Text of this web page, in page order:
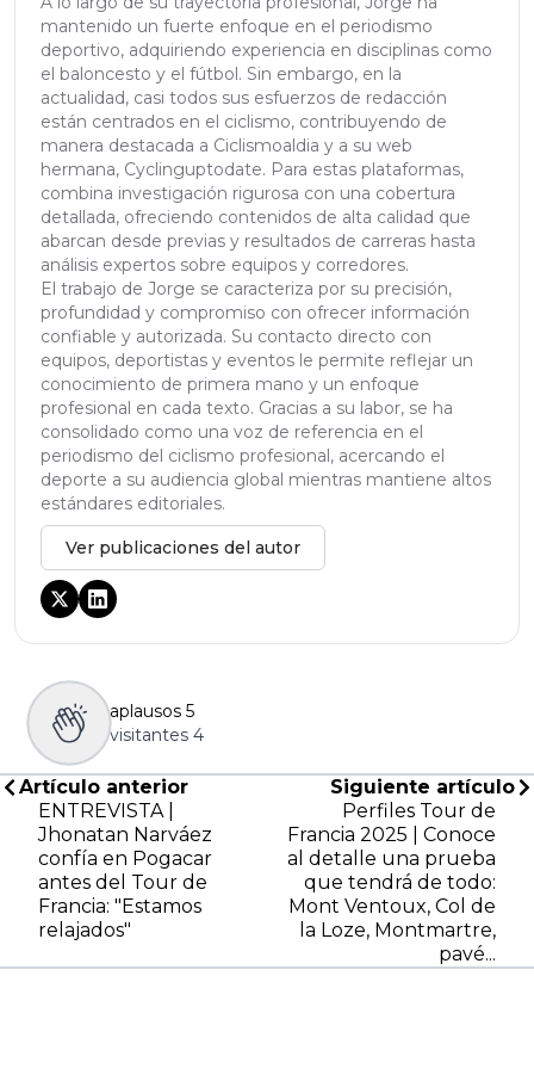
mantenido un fuerte enfoque en el periodismo
deportivo, adquiriendo experiencia en disciplinas como
el baloncesto y el fútbol. Sin embargo, en la
actualidad, casi todos sus esfuerzos de redacción
están centrados en el ciclismo, contribuyendo de
manera destacada a Ciclismoaldia y a su web
hermana, Cyclinguptodate. Para estas plataformas,
combina investigación rigurosa con una cobertura
detallada, ofreciendo contenidos de alta calidad que
abarcan desde previas y resultados de carreras hasta
análisis expertos sobre equipos y corredores.
El trabajo de Jorge se caracteriza por su precisión,
profundidad y compromiso con ofrecer información
confiable y autorizada. Su contacto directo con
equipos, deportistas y eventos le permite reflejar un
conocimiento de primera mano y un enfoque
profesional en cada texto. Gracias a su labor, se ha
consolidado como una voz de referencia en el
periodismo del ciclismo profesional, acercando el
deporte a su audiencia global mientras mantiene altos
estándares editoriales.
Ver publicaciones del autor
aplausos 5
visitantes 4
Artículo anterior
ENTREVISTA |
Jhonatan Narváez
confía en Pogacar
antes del Tour de
Francia: "Estamos
relajados"
Siguiente artículo
Perfiles Tour de
Francia 2025 | Conoce
al detalle una prueba
que tendrá de todo:
Mont Ventoux, Col de
la Loze, Montmartre,
pavé...